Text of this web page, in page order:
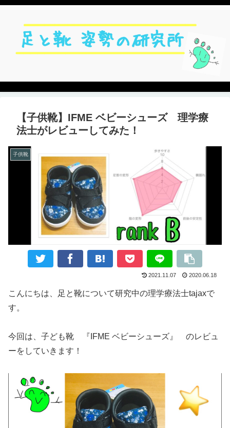
【子供靴】IFME ベビーシューズ 理学療
法士がレビューしてみた！
子供靴
2021.11.07 2020.06.18
こんにちは、足と靴について研究中の理学療法士tajaxで
す。
今回は、子ども靴 『IFME ベビーシューズ』 のレビュ
ーをしていきます！